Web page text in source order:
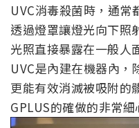
UVC消毒殺菌時，通常
透過燈罩讓燈光向下照
光照直接暴露在一般人
UVC是內建在機器內，
更能有效消滅被吸附的
GPLUS的確做的非常細